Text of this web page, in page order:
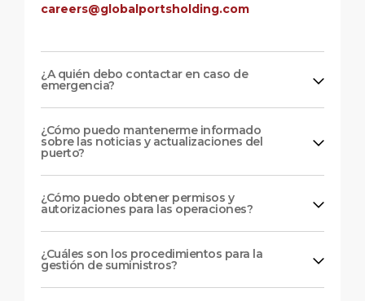
careers@globalportsholding.com
¿A quién debo contactar en caso de
emergencia?
¿Cómo puedo mantenerme informado
sobre las noticias y actualizaciones del
puerto?
¿Cómo puedo obtener permisos y
autorizaciones para las operaciones?
¿Cuáles son los procedimientos para la
gestión de suministros?